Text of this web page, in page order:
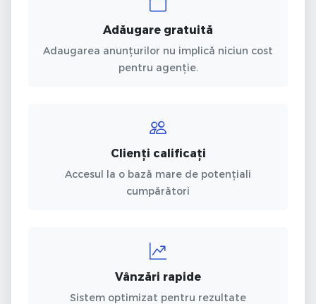
Adăugare gratuită
Adaugarea anunțurilor nu implică niciun cost
pentru agenție.
Clienți calificați
Accesul la o bază mare de potențiali
cumpărători
Vânzări rapide
Sistem optimizat pentru rezultate